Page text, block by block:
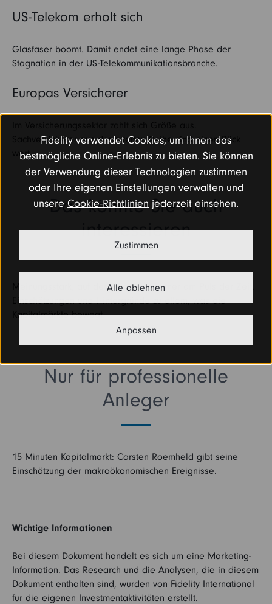
US-Telekom erholt sich
Glasfaser boomt. Damit endet eine lange Phase der
Stagnation in der US-Telekommunikationsbranche.
Europas Versicherer
Sachversicherer aus der zweiten Reihe sind einen Blick
wert.
Das könnte Sie auch
interessieren
Meinungsstark, auf den Punkt und immer am Puls der Zeit.
Kapitalmärkte bewegt.
Nur für professionelle
Anleger
15 Minuten Kapitalmarkt: Carsten Roemheld gibt seine
Einschätzung der makroökonomischen Ereignisse.
Wichtige Informationen
Bei diesem Dokument handelt es sich um eine Marketing-
Information. Das Research und die Analysen, die in diesem
Dokument enthalten sind, wurden von Fidelity International
für die eigenen Investmentaktivitäten erstellt.
Fidelity verwendet Cookies, um Ihnen das
bestmögliche Online-Erlebnis zu bieten. Sie können
der Verwendung dieser Technologien zustimmen
oder Ihre eigenen Einstellungen verwalten und
unsere Cookie-Richtlinien jederzeit einsehen.
Zustimmen
Alle ablehnen
Anpassen